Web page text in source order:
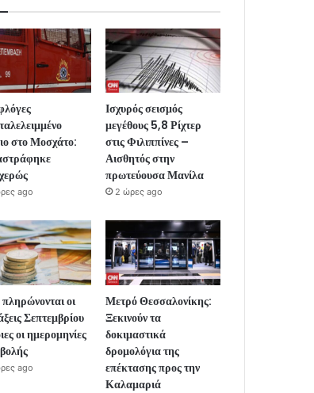
στο Μοσχάτο:
ago
Ισχυρός σεισμός
μεγέθους 5,8 Ρίχτερ
στις Φιλιππίνες –
Αισθητός στην
πρωτεύουσα Μανίλα
2 ώρες ago
οι
Σεπτεμβρίου
οι ημερομηνίες
ago
Μετρό Θεσσαλονίκης:
Ξεκινούν τα
δοκιμαστικά
δρομολόγια της
επέκτασης προς την
Καλαμαριά